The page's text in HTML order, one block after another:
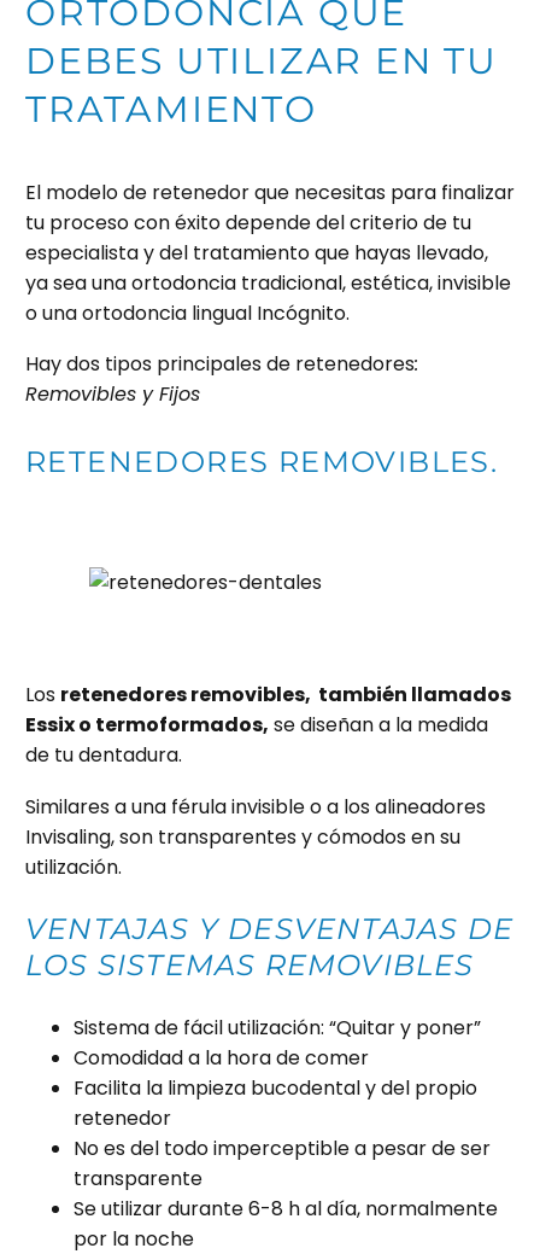
ORTODONCIA QUE
DEBES UTILIZAR EN TU
TRATAMIENTO
El modelo de retenedor que necesitas para finalizar
tu proceso con éxito depende del criterio de tu
especialista y del tratamiento que hayas llevado,
ya sea una ortodoncia tradicional, estética, invisible
o una ortodoncia lingual Incógnito.
Hay dos tipos principales de retenedores:
Removibles y Fijos
RETENEDORES REMOVIBLES.
Los retenedores removibles, también llamados
Essix o termoformados, se diseñan a la medida
de tu dentadura.
Similares a una férula invisible o a los alineadores
Invisaling, son transparentes y cómodos en su
utilización.
VENTAJAS Y DESVENTAJAS DE
LOS SISTEMAS REMOVIBLES
Sistema de fácil utilización: “Quitar y poner”
Comodidad a la hora de comer
Facilita la limpieza bucodental y del propio
retenedor
No es del todo imperceptible a pesar de ser
transparente
Se utilizar durante 6-8 h al día, normalmente
por la noche